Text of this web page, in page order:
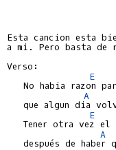
Esta cancion esta
a mi. Pero basta
Verso:
E
No habia razon
A
que algun dia
E
Tener otra vez el
A
después de haber